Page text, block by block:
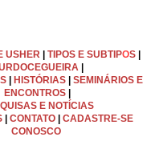
USHER TIPOS E SUBTIPOS
HISTÓRIAS| SEMINÁRIOS E
ENCONTROS
E NOTÍCIAS
CONTATO
CADASTRE-SE
CONOSCO